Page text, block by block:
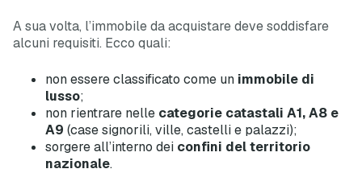
A sua volta, l’immobile da acquistare deve soddisfare
alcuni requisiti. Ecco quali:
non essere classificato come un immobile di
lusso;
non rientrare nelle categorie catastali A1, A8 e
A9 (case signorili, ville, castelli e palazzi);
sorgere all’interno dei confini del territorio
nazionale.